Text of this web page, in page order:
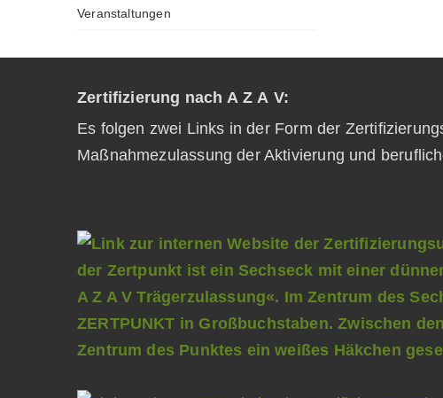
Veranstaltungen
Zertifizierung nach A Z A V:
Es folgen zwei Links in der Form der
Maßnahmezulassung der Aktivierung und